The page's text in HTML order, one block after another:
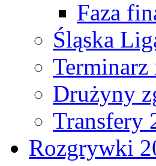
Faza
Śląska
Drużyny
Transfery
Rozgrywki